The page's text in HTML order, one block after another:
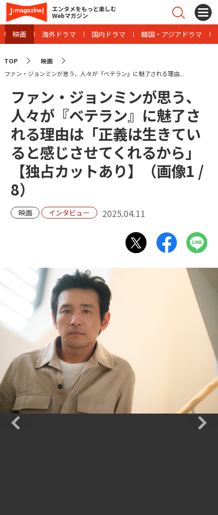
エンタメをもっと楽しむ
Webマガジン
映画 海外ドラマ 国内ドラマ 韓国・アジアドラマ
TOP
映画
ファン・ジョンミンが思う、人々が『ベテラン』に魅了される理由...
ファン・ジョンミンが思う、
人々が『ベテラン』に魅了さ
れる理由は「正義は生きてい
ると感じさせてくれるから」
【独占カットあり】（画像1 /
8）
映画 インタビュー 2025.04.11